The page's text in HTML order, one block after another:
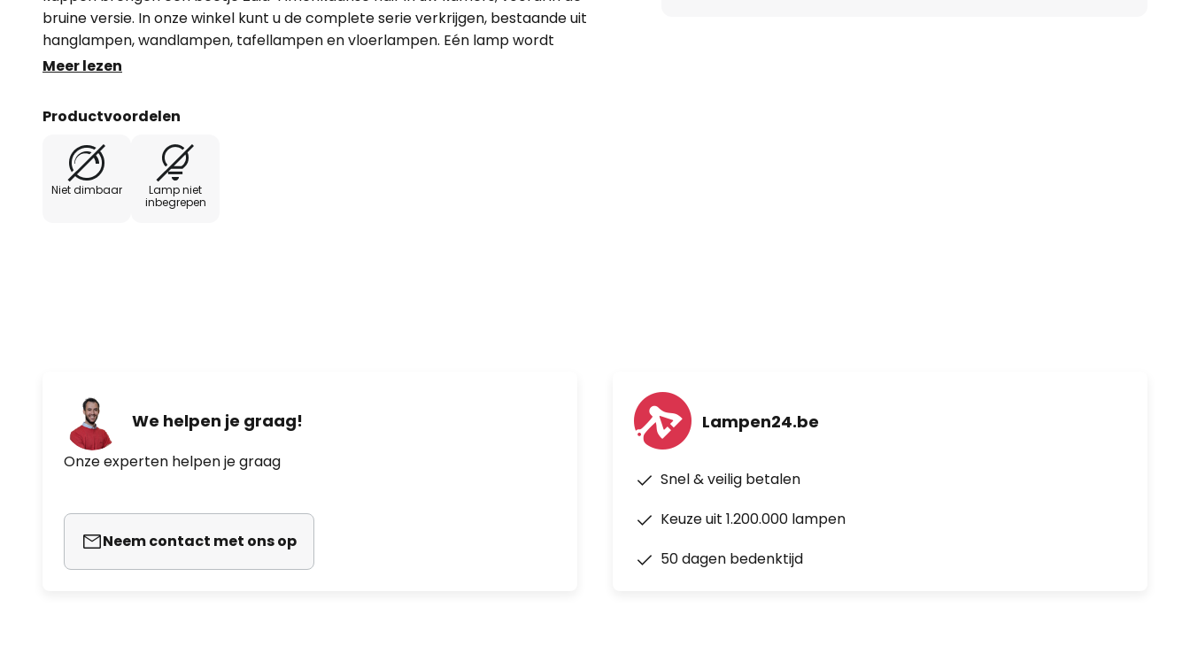
bruine versie. In onze winkel kunt u de complete serie verkrijgen, bestaande uit
hanglampen, wandlampen, tafellampen en vloerlampen. Eén lamp wordt
meegeleverd.
Meer lezen
Productvoordelen
Niet dimbaar
Lamp niet
inbegrepen
We helpen je graag!
Onze experten helpen je graag
Neem contact met ons op
Lampen24.be
Snel & veilig betalen
Keuze uit 1.200.000 lampen
50 dagen bedenktijd